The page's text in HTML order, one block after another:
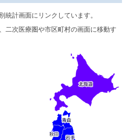
統計画面にリンクしています。
二次医療圏や市区町村の画面に移動す